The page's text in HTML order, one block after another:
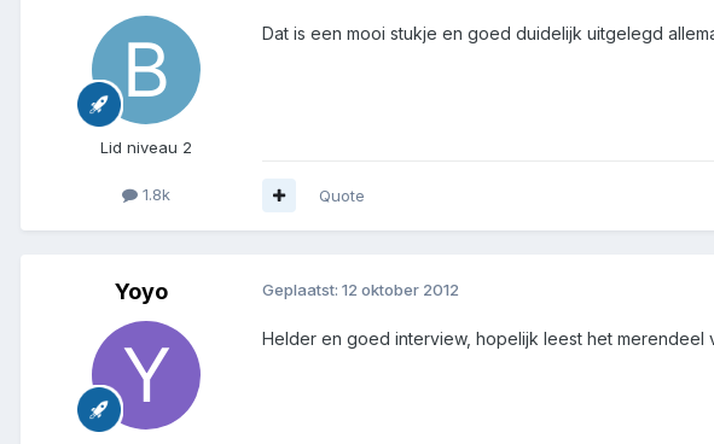
Lid niveau 2
1.8k
Dat is een mooi stukje en goed duidelijk uitgelegd
Quote
Yoyo Geplaatst: 12 oktober 2012
Helder en goed interview, hopelijk leest het merendeel